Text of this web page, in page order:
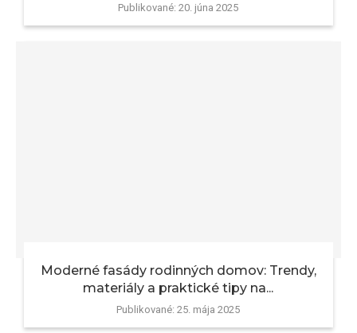
Publikované: 20. júna 2025
Moderné fasády rodinných domov: Trendy,
materiály a praktické tipy na...
Publikované: 25. mája 2025